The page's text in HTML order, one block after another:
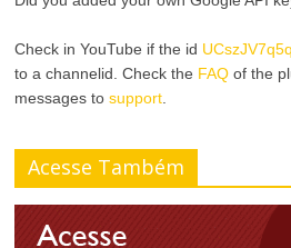
Check in YouTube if the id
to a channelid. Check the FAQ of the
messages tosupport
Acesse Também